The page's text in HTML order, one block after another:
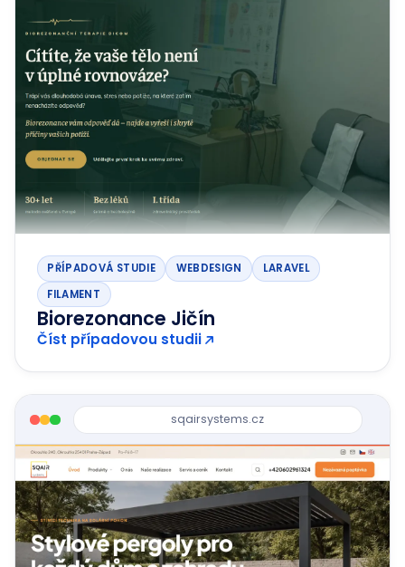
PŘÍPADOVÁ STUDIE WEBDESIGN
LARAVEL
FILAMENT
Biorezonance Jičín
Číst případovou studii
sqairsystems.cz